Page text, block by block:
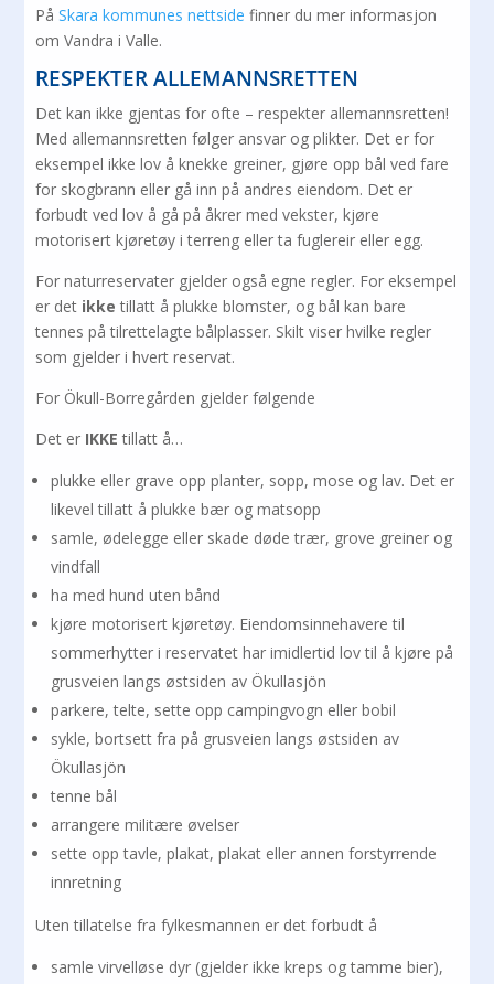
PåSkara kommunes nettside finner du mer informasjon
om Vandra i Valle.
RESPEKTER ALLEMANNSRETTEN
Det kan ikke gjentas for ofte – respekter allemannsretten!
Med allemannsretten følger ansvar og plikter. Det er for
eksempel ikke lov å knekke greiner, gjøre opp bål ved fare
for skogbrann eller gå inn på andres eiendom. Det er
forbudt ved lov å gå på åkrer med vekster, kjøre
motorisert kjøretøy i terreng eller ta fuglereir eller egg.
For naturreservater gjelder også egne regler. For eksempel
er det ikketillatt å plukke blomster, og bål kan bare
tennes på tilrettelagte bålplasser. Skilt viser hvilke regler
som gjelder i hvert reservat.
For Ökull-Borregården gjelder følgende
Det er IKKEtillatt å…
plukke eller grave opp planter, sopp, mose og lav. Det er
likevel tillatt å plukke bær og matsopp
samle, ødelegge eller skade døde trær, grove greiner og
vindfall
ha med hund uten bånd
kjøre motorisert kjøretøy. Eiendomsinnehavere til
sommerhytter i reservatet har imidlertid lov til å kjøre på
grusveien langs østsiden av Ökullasjön
parkere, telte, sette opp campingvogn eller bobil
sykle, bortsett fra på grusveien langs østsiden av
Ökullasjön
tenne bål
arrangere militære øvelser
sette opp tavle, plakat, plakat eller annen forstyrrende
innretning
Uten tillatelse fra fylkesmannen er det forbudt å
samle virvelløse dyr (gjelder ikke kreps og tamme bier),